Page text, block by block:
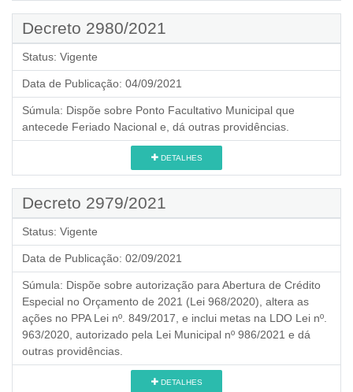
Decreto 2980/2021
Status: Vigente
Data de Publicação: 04/09/2021
Súmula: Dispõe sobre Ponto Facultativo Municipal que
antecede Feriado Nacional e, dá outras providências.
DETALHES
Decreto 2979/2021
Status: Vigente
Data de Publicação: 02/09/2021
Súmula: Dispõe sobre autorização para Abertura de Crédito
Especial no Orçamento de 2021 (Lei 968/2020), altera as
ações no PPA Lei nº. 849/2017, e inclui metas na LDO Lei nº.
963/2020, autorizado pela Lei Municipal nº 986/2021 e dá
outras providências.
DETALHES